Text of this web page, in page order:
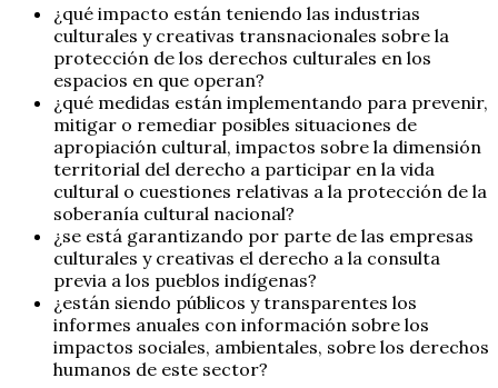
¿qué impacto están teniendo las industrias
culturales y creativas transnacionales sobre la
protección de los derechos culturales en los
espacios en que operan?
¿qué medidas están implementando para prevenir,
mitigar o remediar posibles situaciones de
apropiación cultural, impactos sobre la dimensión
territorial del derecho a participar en la vida
cultural o cuestiones relativas a la protección de la
soberanía cultural nacional?
¿se está garantizando por parte de las empresas
culturales y creativas el derecho a la consulta
previa a los pueblos indígenas?
¿están siendo públicos y transparentes los
informes anuales con información sobre los
impactos sociales, ambientales, sobre los derechos
humanos de este sector?